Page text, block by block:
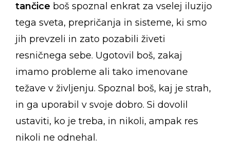
tančice boš spoznal enkrat za vselej iluzijo
tega sveta, prepričanja in sisteme, ki smo
jih prevzeli in zato pozabili živeti
resničnega sebe. Ugotovil boš, zakaj
imamo probleme ali tako imenovane
težave v življenju. Spoznal boš, kaj je strah,
in ga uporabil v svoje dobro. Si dovolil
ustaviti, ko je treba, in nikoli, ampak res
nikoli ne odnehal.